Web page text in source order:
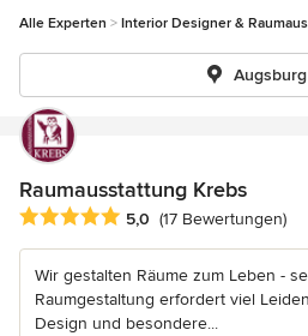
Alle Experten Interior Designer &
Augsburg
Raumausstattung Krebs
Durchschnittliche Bewertung: 5
5,0 (17 Bewertungen)
Wir gestalten Räume zum Leben -
Raumgestaltung erfordert viel
Design und besondere...